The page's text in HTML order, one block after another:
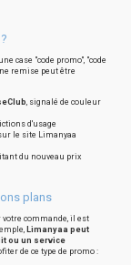
case "code promo", "code
remise peut être
, signalé de couleur
d'usage
le site Limanyaa
du nouveau prix
plans
votre commande, il est
Limanyaa peut
ou un service
de ce type de promo :